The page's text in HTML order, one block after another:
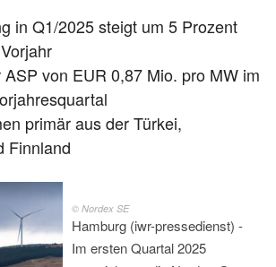
in Q1/2025 steigt um 5 Prozent
von EUR 0,87 Mio. pro MW im
primär aus der Türkei,
Finnland
© Nordex SE
Hamburg (iwr-pressedienst) -
Im ersten Quartal 2025